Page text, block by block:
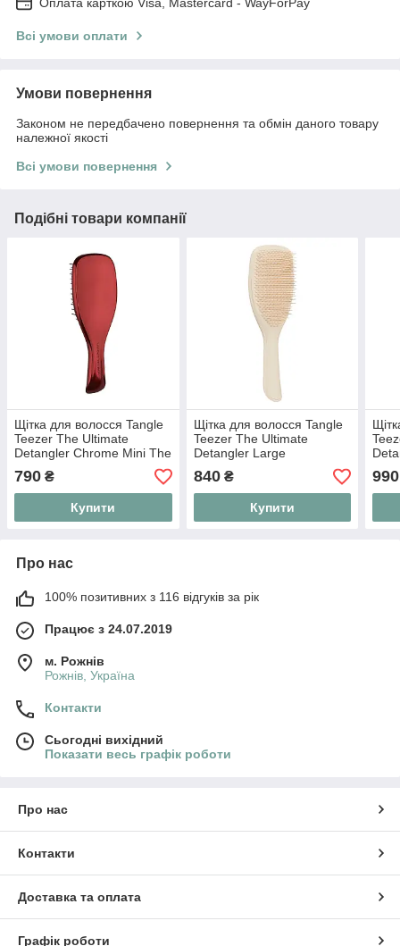
Всі умови оплати
Умови повернення
Законом не передбачено повернення та обмін даного товару
належної якості
Всі умови повернення
Подібні товари компанії
Щітка для волосся Tangle
Teezer The Ultimate
Detangler Chrome Mini The
Devil Wears Prada
790 ₴
Купити
Щітка для волосся Tangle
Teezer The Ultimate
Detangler Large
Cappuccino велика
840₴
Купити
990
Про нас
100% позитивних з 116 відгуків за рік
Працює з 24.07.2019
м. Рожнів
Рожнів, Україна
Контакти
Сьогодні вихідний
Показати весь графік роботи
Про нас
Контакти
Доставка та оплата
Графік роботи